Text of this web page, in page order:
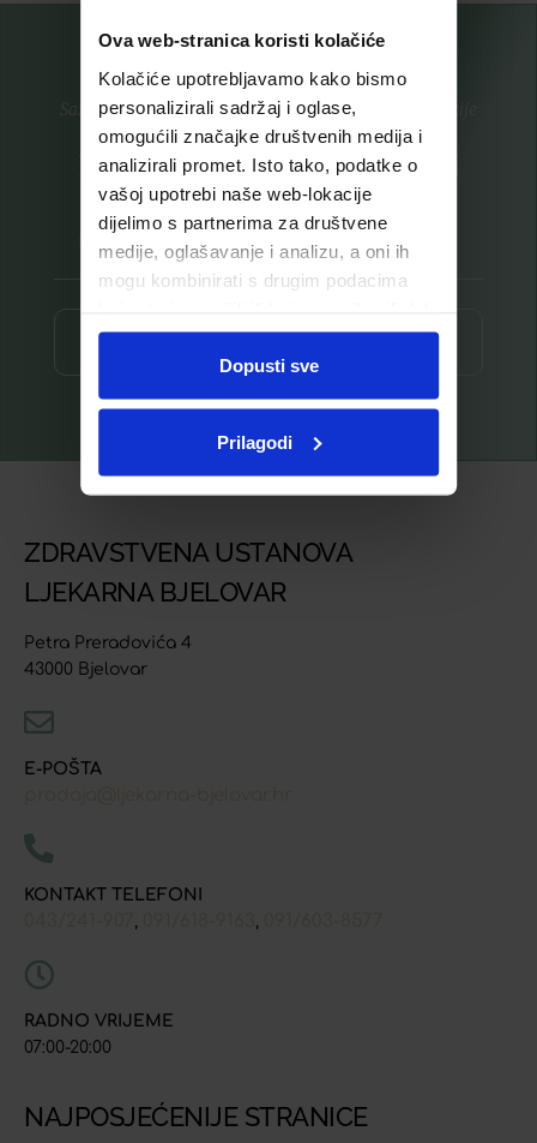
Ova web-stranica koristi kolačiće
Kolačiće upotrebljavamo kako bismo
personalizirali sadržaj i oglase,
omogućili značajke društvenih medija i
analizirali promet. Isto tako, podatke o
vašoj upotrebi naše web-lokacije
dijelimo s partnerima za društvene
medije, oglašavanje i analizu, a oni ih
mogu kombinirati s drugim podacima
ste upotrebljavali njihove usluge.
Dopusti sve
Prilagodi
Saznajte prvi za nove proizvode i ekskluzivne promocije
Prijavite se na listu za novosti
ZDRAVSTVENA USTANOVA
LJEKARNA BJELOVAR
Petra Preradovića 4
43000 Bjelovar
E-POŠTA
KONTAKT TELEFONI
, ,
RADNO VRIJEME
07:00-20:00
NAJPOSJEĆENIJE STRANICE